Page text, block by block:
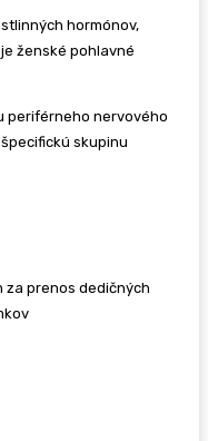
hormónov,
ženské pohlavné
periférneho nervového
skupinu
za prenos dedičných